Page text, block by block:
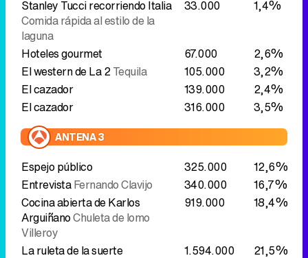
El cazador
316.000 3,5%
Espejo público 325.000
12,6%
EntrevistaFernando Clavijo 340.000
16,7%
Cocina abierta de Karlos
Arguiñano
Villeroy
919.000 18,4%
CUATRO
Love Shopping TV
¡Toma salami!
Alerta CobraLas 12 menos 5 12.000
0,8%